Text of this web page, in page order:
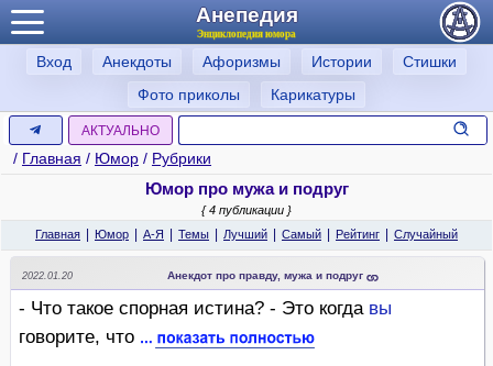
Анепедия
Энциклопедия юмора
Вход Анекдоты Афоризмы Истории
Стишки
Фото приколы
Карикатуры
АКТУАЛЬНО
/ Главная / Юмор / Рубрики
Юмор про мужа и подруг
{ 4 публикации }
Главная
Юмор А-Я Темы Лучший Самый Рейтинг Случайный
2022.01.20 Анекдот про правду, мужа и подруг
- Что такое спорная истина? - Это когда вы
говорите, что